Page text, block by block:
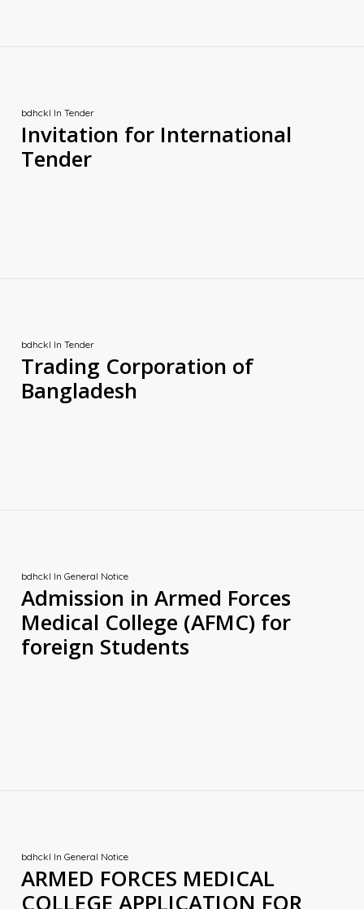
bdhckl In Tender
Invitation for International
Tender
bdhckl In Tender
Trading Corporation of
Bangladesh
bdhckl In General Notice
Admission in Armed Forces
Medical College (AFMC) for
foreign Students
bdhckl In General Notice
ARMED FORCES MEDICAL
COLLEGE APPLICATION FOR